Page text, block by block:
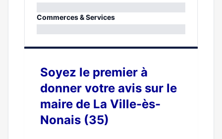
0%
Commerces & Services
Soyez le premier à
donner votre avis sur le
maire de La Ville-ès-
Nonais (35)